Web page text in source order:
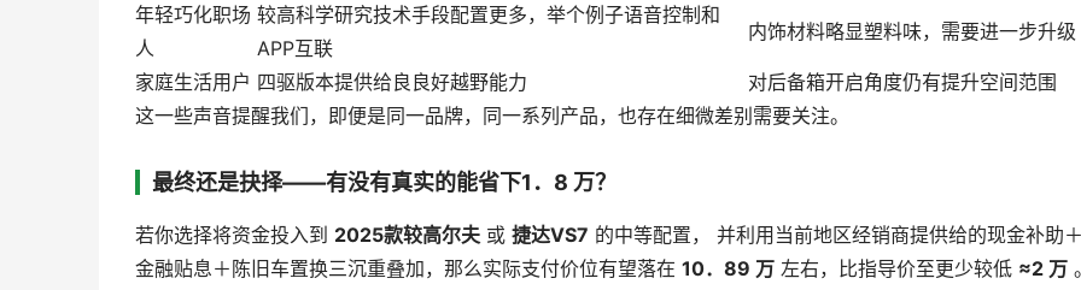
年轻巧化职场
人
较高科学研究技术手段配置更多，举个例子语音控制和
APP互联
内饰材料略显塑料味，需要进一步升级
家庭生活用户 四驱版本提供给良良好越野能力
对后备箱开启角度仍有提升空间范围
这一些声音提醒我们，即便是同一品牌，同一系列产品，也存在细微差别需要关注。
最终还是抉择——有没有真实的能省下1．8 万？
若你选择将资金投入到 2025款较高尔夫 或 捷达VS7 的中等配置， 并利用当前地区经销商提供给的现金补助
金融贴息＋陈旧车置换三沉重叠加，那么实际支付价位有望落在 10．89 万 左右，比指导价至更少较低 ≈2 万